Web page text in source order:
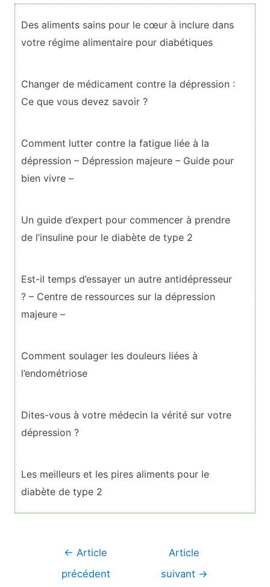
Des aliments sains pour le cœur à inclure dans
votre régime alimentaire pour diabétiques
Changer de médicament contre la dépression :
Ce que vous devez savoir ?
Comment lutter contre la fatigue liée à la
dépression – Dépression majeure – Guide pour
bien vivre –
Un guide d’expert pour commencer à prendre
de l’insuline pour le diabète de type 2
Est-il temps d’essayer un autre antidépresseur
? – Centre de ressources sur la dépression
majeure –
Comment soulager les douleurs liées à
l’endométriose
Dites-vous à votre médecin la vérité sur votre
dépression ?
Les meilleurs et les pires aliments pour le
diabète de type 2
Navigation
← Article
précédent
Article
suivant →